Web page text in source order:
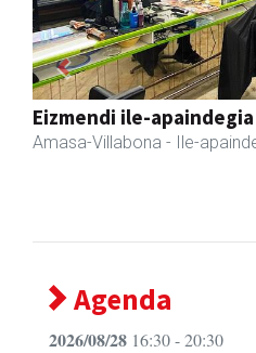
Zubimusu Ikastola
Amasa-Villabona - Hezkuntza
Previous
Agenda
2026/08/28 16:30 - 20:30